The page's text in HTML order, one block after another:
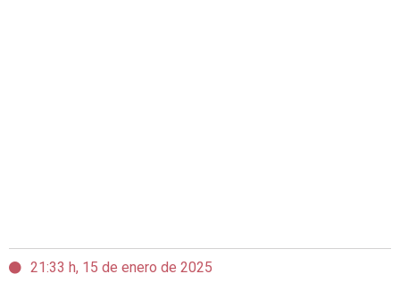
21:33 h, 15 de enero de 2025